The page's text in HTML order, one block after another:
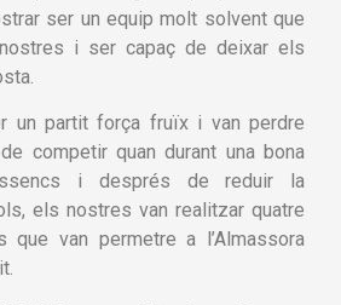
ser un equip molt solvent que
i ser capaç de deixar els
un partit força fruïx i van perdre
competir quan durant una bona
i després de reduir la
els nostres van realitzar quatre
que van permetre a l’Almassora